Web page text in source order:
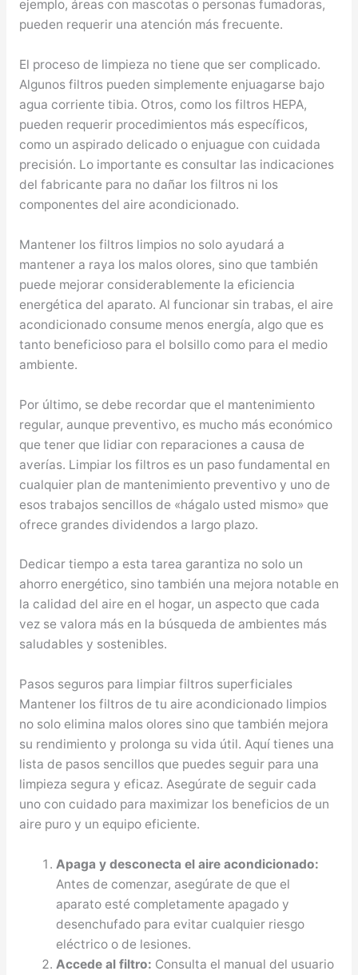
ejemplo, áreas con mascotas o personas fumadoras,
pueden requerir una atención más frecuente.
El proceso de limpieza no tiene que ser complicado.
Algunos filtros pueden simplemente enjuagarse bajo
agua corriente tibia. Otros, como los filtros HEPA,
pueden requerir procedimientos más específicos,
como un aspirado delicado o enjuague con cuidada
precisión. Lo importante es consultar las indicaciones
del fabricante para no dañar los filtros ni los
componentes del aire acondicionado.
Mantener los filtros limpios no solo ayudará a
mantener a raya los malos olores, sino que también
puede mejorar considerablemente la eficiencia
energética del aparato. Al funcionar sin trabas, el aire
acondicionado consume menos energía, algo que es
tanto beneficioso para el bolsillo como para el medio
ambiente.
Por último, se debe recordar que el mantenimiento
regular, aunque preventivo, es mucho más económico
que tener que lidiar con reparaciones a causa de
averías. Limpiar los filtros es un paso fundamental en
cualquier plan de mantenimiento preventivo y uno de
esos trabajos sencillos de «hágalo usted mismo» que
ofrece grandes dividendos a largo plazo.
Dedicar tiempo a esta tarea garantiza no solo un
ahorro energético, sino también una mejora notable en
la calidad del aire en el hogar, un aspecto que cada
vez se valora más en la búsqueda de ambientes más
saludables y sostenibles.
Pasos seguros para limpiar filtros superficiales
Mantener los filtros de tu aire acondicionado limpios
no solo elimina malos olores sino que también mejora
su rendimiento y prolonga su vida útil. Aquí tienes una
lista de pasos sencillos que puedes seguir para una
limpieza segura y eficaz. Asegúrate de seguir cada
uno con cuidado para maximizar los beneficios de un
aire puro y un equipo eficiente.
Apaga y desconecta el aire acondicionado:
Antes de comenzar, asegúrate de que el
aparato esté completamente apagado y
desenchufado para evitar cualquier riesgo
eléctrico o de lesiones.
Accede al filtro: Consulta el manual del usuario